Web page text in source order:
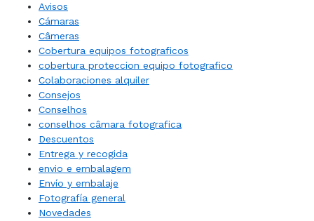
Avisos
Cámaras
Câmeras
Cobertura equipos fotograficos
cobertura proteccion equipo fotografico
Colaboraciones alquiler
Consejos
Conselhos
conselhos câmara fotografica
Descuentos
Entrega y recogida
envio e embalagem
Envío y embalaje
Fotografía general
Novedades